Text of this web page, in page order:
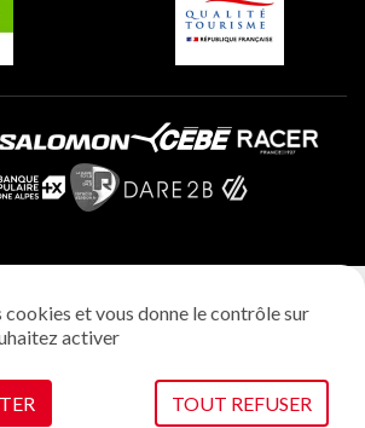
cookies et vous donne le contrôle sur
activer
TOUT REFUSER